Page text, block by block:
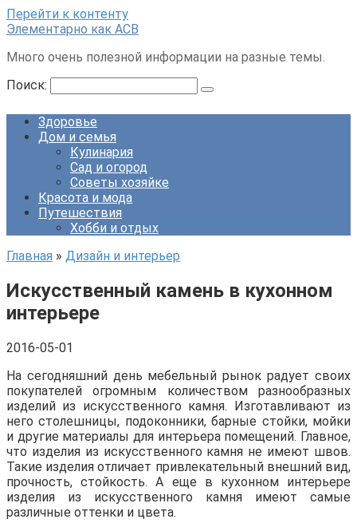
Перейти к контенту
Элементарно как ACB
Много очень полезной информации на разные темы.
Поиск:
Здоровье
Дом и семья
Кулинария
Сад и огород
Советы хозяйке
Красота и мода
Путешествия
Хобби и отдых
Главная » Дизайн и интерьер
Искусственный камень в кухонном
интерьере
2016-05-01
На сегодняшний день мебельный рынок радует своих
покупателей огромным количеством разнообразных
изделий из искусственного камня. Изготавливают из
него столешницы, подоконники, барные стойки, мойки
и другие материалы для интерьера помещений. Главное,
что изделия из искусственного камня не имеют швов.
Такие изделия отличает привлекательный внешний вид,
прочность, стойкость. А еще в кухонном интерьере
изделия из искусственного камня имеют самые
различные оттенки и цвета.